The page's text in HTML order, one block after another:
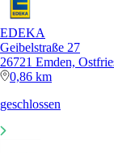
EDEKA
Geibelstraße 27
26721 Emden,
0,86 km
geschlossen